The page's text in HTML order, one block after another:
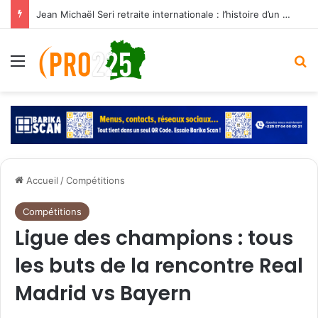
Jean Michaël Seri retraite internationale : l’histoire d’un maestro qui a marqué les Éléphants
Menu
Accueil /Compétitions
Compétitions
Ligue des champions : tous
les buts de la rencontre Real
Madrid vs Bayern